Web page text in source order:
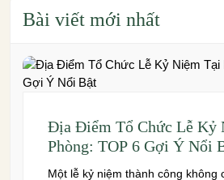
Bài viết mới nhất
Địa Điểm Tổ Chức Lễ Kỷ
Phòng: TOP 6 Gợi Ý Nổi
Một lễ kỷ niệm thành công không